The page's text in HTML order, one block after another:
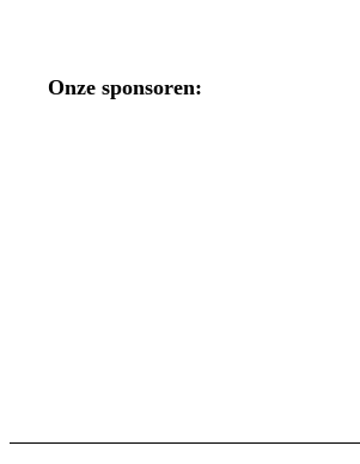
Onze sponsoren: